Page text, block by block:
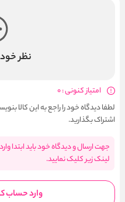
نظر
امتیاز کنونی : 0
لطفا دیدگاه خود را راجع به این کالا
اشتراک بگذارید.
جهت ارسال و دیدگاه خود باید ابتدا
لینک زیر کلیک نمایید.
وارد حساب